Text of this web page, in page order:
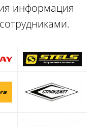
информация